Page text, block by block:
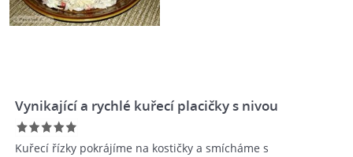
Vynikající a rychlé kuřecí placičky s nivou
Kuřecí řízky pokrájíme na kostičky a smícháme s